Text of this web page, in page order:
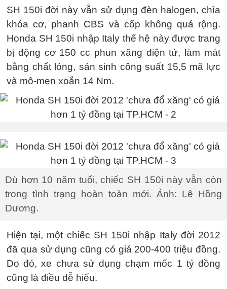
SH 150i đời này vẫn sử dụng đèn halogen, chìa
khóa cơ, phanh CBS và cốp không quá rộng.
Honda SH 150i nhập Italy thế hệ này được trang
bị động cơ 150 cc phun xăng điện tử, làm mát
bằng chất lỏng, sản sinh công suất 15,5 mã lực
và mô-men xoắn 14 Nm.
Dù hơn 10 năm tuổi, chiếc SH 150i này vẫn còn
trong tình trạng hoàn toàn mới. Ảnh: Lê Hồng
Dương.
Hiện tại, một chiếc SH 150i nhập Italy đời 2012
đã qua sử dụng cũng có giá 200-400 triệu đồng.
Do đó, xe chưa sử dụng chạm mốc 1 tỷ đồng
cũng là điều dễ hiểu.